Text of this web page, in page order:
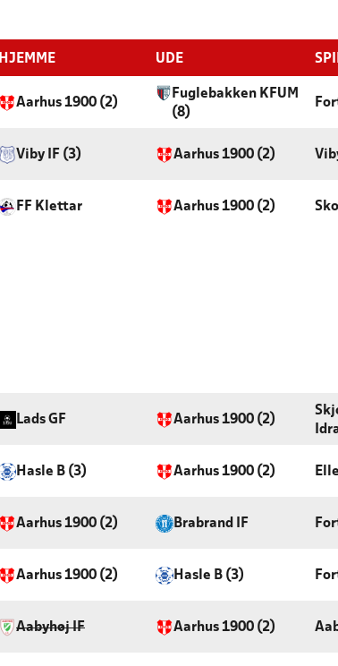
HJEMME UDE
Aarhus 1900 (2)
Fuglebakken KFUM
(8)
Viby IF (3) Aarhus 1900 (2)
FF Klettar Aarhus 1900 (2)
Lads GF Aarhus 1900 (2)
Hasle B (3) Aarhus 1900 (2)
Aarhus 1900 (2) Brabrand IF
Aarhus 1900 (2) Hasle B (3)
Aabyhøj IF Aarhus 1900 (2)